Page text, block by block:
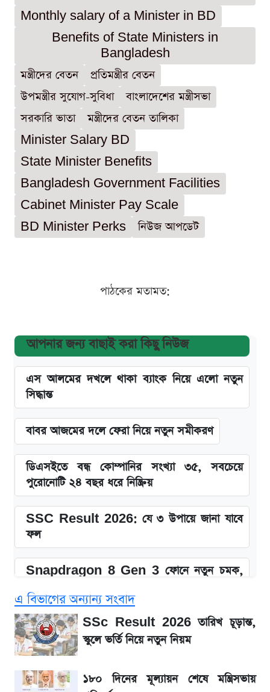
Monthly salary of a Minister in BD
Benefits of State Ministers in
Bangladesh
মন্ত্রীদের বেতন
প্রতিমন্ত্রীর বেতন
উপমন্ত্রীর সুযোগ-সুবিধা
বাংলাদেশের মন্ত্রীসভা
সরকারি ভাতা
মন্ত্রীদের বেতন তালিকা
Minister Salary BD
State Minister Benefits
Bangladesh Government Facilities
Cabinet Minister Pay Scale
BD Minister Perks
নিউজ আপডেট
পাঠকের মতামত:
আপনার জন্য বাছাই করা কিছু নিউজ
এস আলমের দখলে থাকা ব্যাংক নিয়ে এলো নতুন
সিদ্ধান্ত
বাবর আজমের দলে ফেরা নিয়ে নতুন সমীকরণ
ডিএসইতে বন্ধ কোম্পানির সংখ্যা ৩৫, সবচেয়ে
পুরোনোটি ২৪ বছর ধরে নিষ্ক্রিয়
SSC Result 2026: যে ৩ উপায়ে জানা যাবে
ফল
Snapdragon 8 Gen 3 ফোনে নতুন চমক,
SSC Result 2026 প্রকাশ সোমবার,
ওয়েবসাইট ও এসএমএসে জানার নিয়ম
১৮০ দিনের মূল্যায়ন শেষে মন্ত্রিসভায় পরিবর্তন
এ বিভাগের অন্যান্য সংবাদ
SSc Result 2026 তারিখ চূড়ান্ত,
স্কুলে ভর্তি নিয়ে নতুন নিয়ম
১৮০ দিনের মূল্যায়ন শেষে মন্ত্রিসভায়